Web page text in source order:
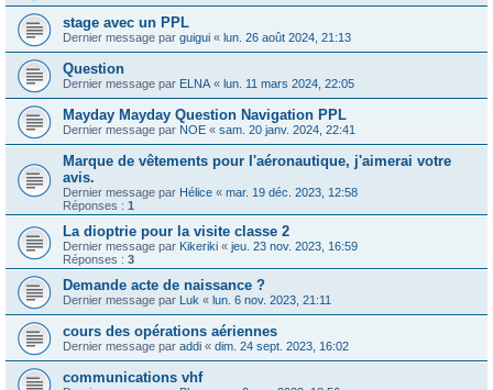
stage avec un PPL
Dernier message par guigui « lun. 26 août 2024, 21:13
Question
Dernier message par ELNA « lun. 11 mars 2024, 22:05
Mayday Mayday Question Navigation PPL
Dernier message par NOE « sam. 20 janv. 2024, 22:41
Marque de vêtements pour l'aéronautique, j'aimerai votre
avis.
Dernier message par Hélice « mar. 19 déc. 2023, 12:58
Réponses : 1
La dioptrie pour la visite classe 2
Dernier message par Kikeriki « jeu. 23 nov. 2023, 16:59
Réponses : 3
Demande acte de naissance ?
Dernier message par Luk « lun. 6 nov. 2023, 21:11
cours des opérations aériennes
Dernier message par addi « dim. 24 sept. 2023, 16:02
communications vhf